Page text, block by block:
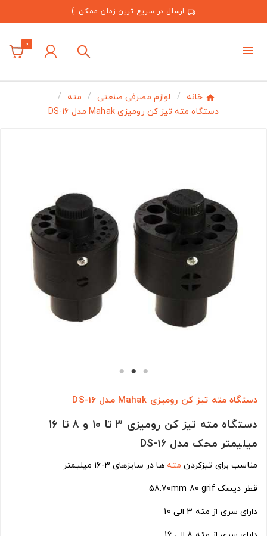
ارسال در سریع ترین زمان ممکن :)
0
خانه لوازم مصرفی صنعتی
مته
دستگاه مته تیز کن رومیزی Mahak مدل DS-16
دستگاه مته تیز کن رومیزی Mahak مدل DS-16
دستگاه مته تیز کن رومیزی ۳ تا ۱۰ و ۸ تا ۱۶
میلیمتر محک مدل DS-16
مناسب برای تیزکردن مته ها در سایزهای 3-16 میلیمتر
قطر دیسک 58.70mm 80 grif
دارای سری از مته 3 الی 10